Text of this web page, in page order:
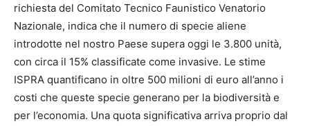
richiesta del Comitato Tecnico Faunistico Venatorio
Nazionale, indica che il numero di specie aliene
introdotte nel nostro Paese supera oggi le 3.800 unità,
con circa il 15% classificate come invasive. Le stime
ISPRA quantificano in oltre 500 milioni di euro all’anno i
costi che queste specie generano per la biodiversità e
per l’economia. Una quota significativa arriva proprio dal